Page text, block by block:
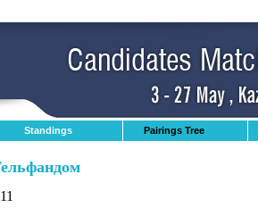
Standings Pairings Tree